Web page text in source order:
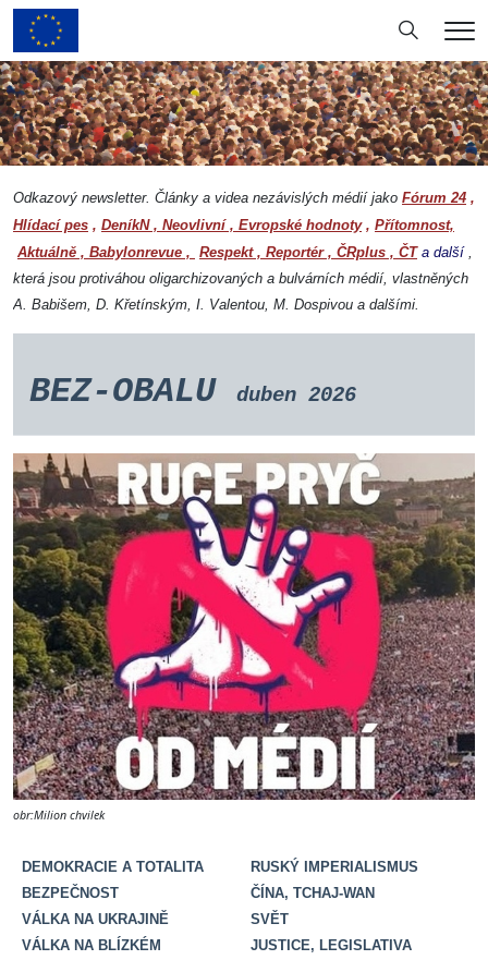
Hledání
Odkazový newsletter. Články a videa nezávislých médií jako Fórum 24 ,
Hlídací pes , DeníkN, Neovlivní, Evropské hodnoty, Přítomnost,
Aktuálně , Babylonrevue , Respekt, Reportér, ČRplus , ČT a další,
která jsou protiváhou oligarchizovaných a bulvárních médií, vlastněných
A. Babišem, D. Křetínským, I. Valentou, M. Dospivou a dalšími.
BEZ-OBALU duben 2026
obr:Milion chvilek
DEMOKRACIE A TOTALITA
BEZPEČNOST
VÁLKA NA UKRAJINĚ
VÁLKA NA BLÍZKÉM
RUSKÝ IMPERIALISMUS
ČÍNA, TCHAJ-WAN
SVĚT
JUSTICE, LEGISLATIVA